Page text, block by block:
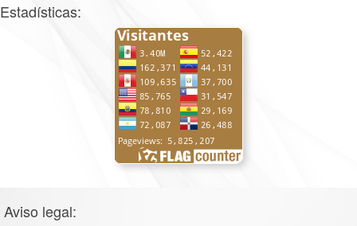
Estadísticas:
Aviso legal: